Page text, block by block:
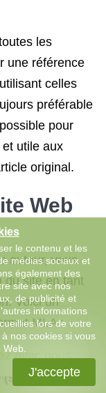
les
une référence
celles
préférable
pour
utile aux
original.
Web
auteur, vous
du site en tant
Voici un
MLA :
»). Nom du
disponible),
avec nous
le contenu et les
médias sociaux et
également des
site avec nos
de publicité et
informations
lors de votre
nos cookies si vous
J'accepte